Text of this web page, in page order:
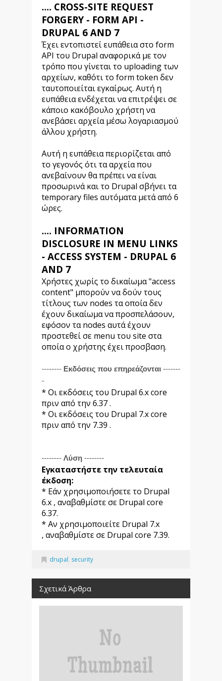
.... CROSS-SITE REQUEST
FORGERY - FORM API -
DRUPAL 6 AND 7
Έχει εντοπιστεί ευπάθεια στο form
API του Drupal αναφορικά με τον
τρόπο που γίνεται το uploading των
αρχείων, καθότι το form token δεν
ταυτοποιείται εγκαίρως. Αυτή η
ευπάθεια ενδέχεται να επιτρέψει σε
κάποιο κακόβουλο χρήστη να
ανεβάσει αρχεία μέσω λογαριασμού
άλλου χρήστη.
Αυτή η ευπάθεια περιορίζεται από
το γεγονός ότι τα αρχεία που
ανεβαίνουν θα πρέπει να είναι
προσωρινά και το Drupal σβήνει τα
temporary files αυτόματα μετά από 6
ώρες.
.... INFORMATION
DISCLOSURE IN MENU LINKS
- ACCESS SYSTEM - DRUPAL 6
AND 7
Χρήστες χωρίς το δικαίωμα "access
content" μπορούν να δούν τους
τίτλους των nodes τα οποία δεν
έχουν δικαίωμα να προσπελάσουν,
εφόσον τα nodes αυτά έχουν
προστεθεί σε menu του site στα
οποία ο χρήστης έχει προσβαση.
-------- Εκδόσεις που επηρεάζονται -------
-
* Οι εκδόσεις του Drupal 6.x core
πριν από την 6.37 .
* Οι εκδόσεις του Drupal 7.x core
πριν από την 7.39 .
-------- Λύση --------
Εγκαταστήστε την τελευταία
έκδοση:
* Εάν χρησιμοποιήσετε το Drupal
6.x , αναβαθμίστε σε Drupal core
6.37.
* Αν χρησιμοποιείτε Drupal 7.x
, αναβαθμίστε σε Drupal core 7.39.
drupal, security
Σχετικά Άρθρα